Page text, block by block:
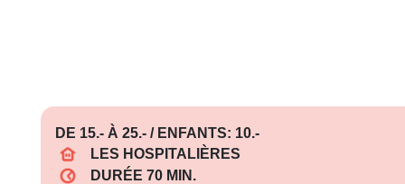
DE 15.- À 25.- / ENFANTS: 10.-
LES HOSPITALIÈRES
DURÉE 70 MIN.